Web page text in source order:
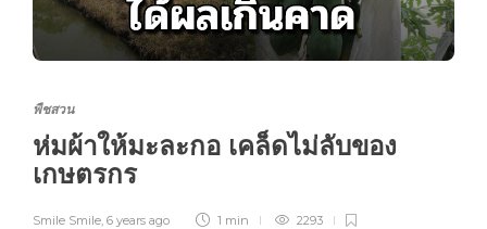
พืชสวน
ห่มผ้าให้มะละกอ เคล็ดไม่ลับของ
เกษตรกร
Smile Smile 6 years ago 1 min 2293